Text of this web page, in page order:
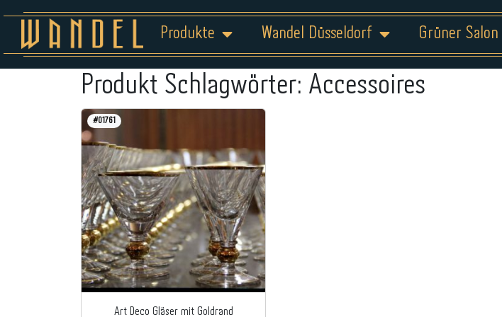
Produkte Wandel Düsseldorf Grüner Salon
Produkt Schlagwörter: Accessoires
#01761
Art Deco Gläser mit Goldrand